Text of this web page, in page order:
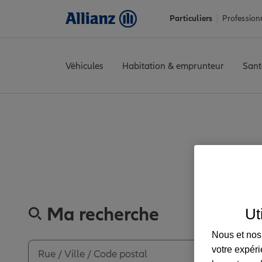
Particuliers
Véhicules Habitation & emprunteur
Ma recherche
Nous et
votre